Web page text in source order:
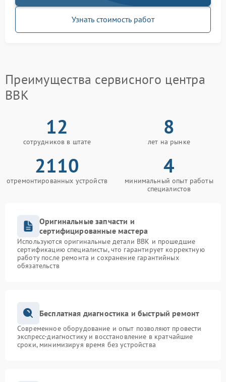
Узнать стоимость работ
Преимущества сервисного центра
BBK
12
сотрудников в штате
8
лет на рынке
2110
отремонтированных устройств
4
минимальный опыт работы
специалистов
Оригинальные запчасти и
сертифицированные мастера
Используются оригинальные детали BBK и прошедшие
сертификацию специалисты, что гарантирует корректную
работу после ремонта и сохранение гарантийных
обязательств
Бесплатная диагностика и быстрый ремонт
Современное оборудование и опыт позволяют провести
экспресс-диагностику и восстановление в кратчайшие
сроки, минимизируя время без устройства